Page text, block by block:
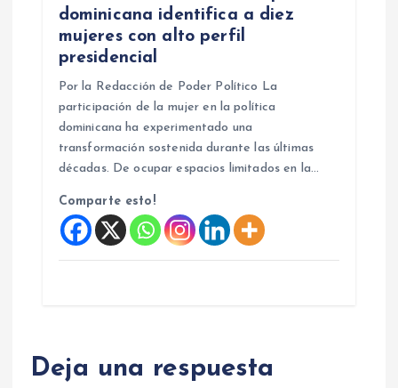
dominicana identifica a diez
mujeres con alto perfil
presidencial
Por la Redacción de Poder Político La
participación de la mujer en la política
dominicana ha experimentado una
transformación sostenida durante las últimas
décadas. De ocupar espacios limitados en la…
Comparte esto!
Deja una respuesta